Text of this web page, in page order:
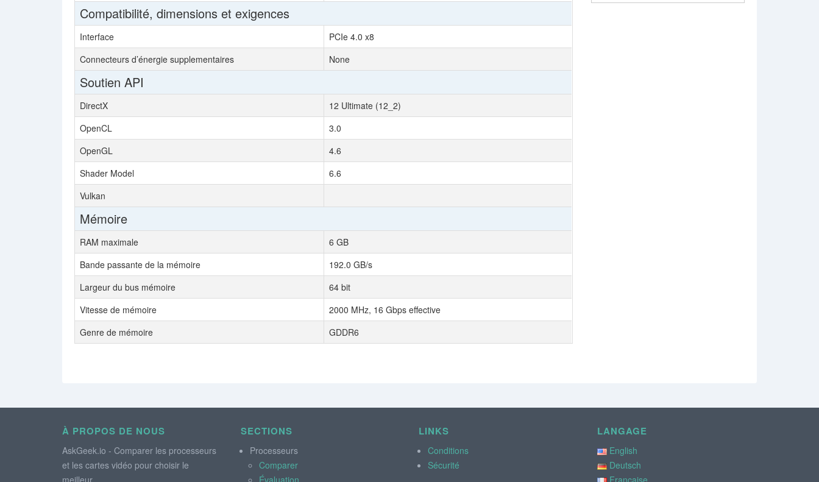
Compatibilité, dimensions et exigences
Interface
PCIe 4.0 x8
Connecteurs d’énergie supplementaires
None
Soutien API
DirectX
12 Ultimate (12_2)
OpenCL
3.0
OpenGL
4.6
Shader Model
6.6
Vulkan
Mémoire
RAM maximale
6 GB
Bande passante de la mémoire
192.0 GB/s
Largeur du bus mémoire
64 bit
Vitesse de mémoire
2000 MHz, 16 Gbps effective
Genre de mémoire
GDDR6
À PROPOS DE NOUS
AskGeek.io - Comparer les processeurs
et les cartes vidéo pour choisir le
meilleur.
SECTIONS
Processeurs
Comparer
Évaluation
LINKS
Conditions
Sécurité
LANGAGE
English
Deutsch
Française